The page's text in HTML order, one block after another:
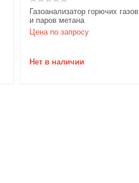
Газоанализатор горючих газов
и паров метана
многоканальный "ГАЗТЕСТ"
Цена по запросу
Нет в наличии